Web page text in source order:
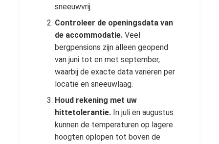
sneeuwvrij.
Controleer de openingsdata van
de accommodatie. Veel
bergpensions zijn alleen geopend
van juni tot en met september,
waarbij de exacte data variëren per
locatie en sneeuwlaag.
Houd rekening met uw
hittetolerantie. In juli en augustus
kunnen de temperaturen op lagere
hoogten oplopen tot boven de